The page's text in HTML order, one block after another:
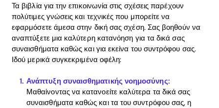
Τα βιβλία για την επικοινωνία στις σχέσεις παρέχουν
πολύτιμες γνώσεις και τεχνικές που μπορείτε να
εφαρμόσετε άμεσα στην δική σας σχέση. Σας βοηθούν να
αναπτύξετε μια καλύτερη κατανόηση για τα δικά σας
συναισθήματα καθώς και για εκείνα του συντρόφου σας.
Ιδού μερικά συγκεκριμένα οφέλη:
Ανάπτυξη συναισθηματικής νοημοσύνης:
Μαθαίνοντας να κατανοείτε καλύτερα τα δικά σας
συναισθήματα καθώς και τα του συντρόφου σας, η